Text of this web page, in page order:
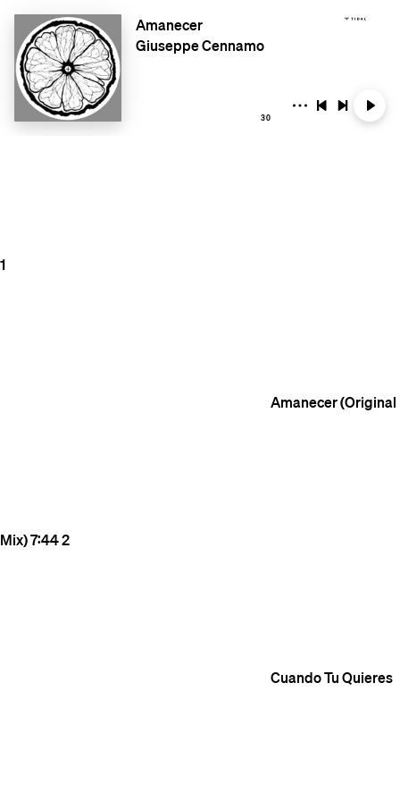
Amanecer
Giuseppe Cennamo
30
1
Amanecer (Original
Mix)7:442
Cuando Tu Quieres